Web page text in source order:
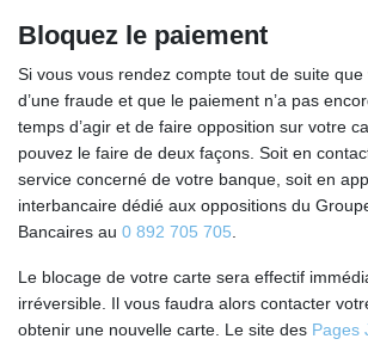
Bloquez le paiement
Si vous vous rendez compte tout de suite
d’une fraude et que le paiement n’a pas
temps d’agir et de faire opposition sur votre
pouvez le faire de deux façons. Soit en
service concerné de votre banque, soit en
interbancaire dédié aux oppositions du
Bancaires au 0 892 705 705
Le blocage de votre carte sera effectif
irréversible. Il vous faudra alors contacter
obtenir une nouvelle carte. Le site des Pages